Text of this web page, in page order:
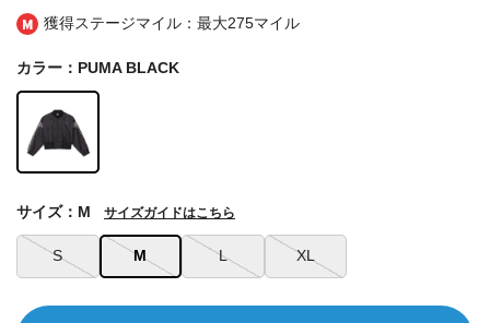
獲得ステージマイル：最大275マイル
カラー：PUMA BLACK
S M L XL
サイズ：M サイズガイドはこちら